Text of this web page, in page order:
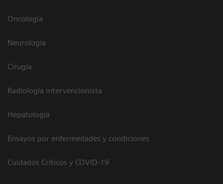
Oncología
Neurología
Cirugía
Radiología intervencionista
Hepatología
Ensayos por enfermedades y condiciones
Cuidados Críticos y COVID-19